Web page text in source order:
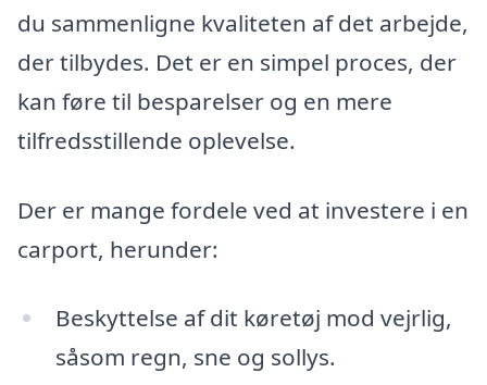
du sammenligne kvaliteten af det arbejde,
der tilbydes. Det er en simpel proces, der
kan føre til besparelser og en mere
tilfredsstillende oplevelse.
Der er mange fordele ved at investere i en
carport, herunder:
Beskyttelse af dit køretøj mod vejrlig,
såsom regn, sne og sollys.